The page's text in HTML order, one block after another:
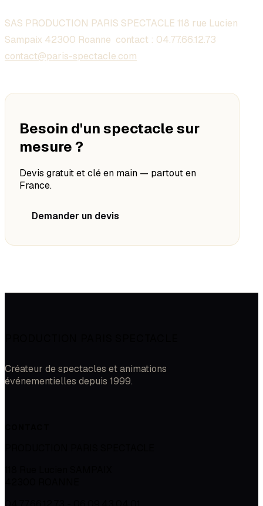
SAS PRODUCTION PARIS SPECTACLE 118 rue Lucien
Sampaix 42300 Roanne contact : 04.77.66.12.73
contact@paris-spectacle.com
Besoin d'un spectacle sur
mesure ?
Devis gratuit et clé en main — partout en
France.
Demander un devis
Créateur de spectacles et animations
événementielles depuis 1999.